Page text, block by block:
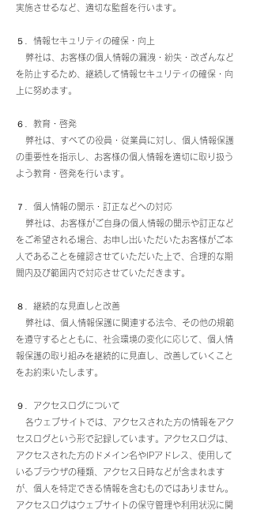
実施させるなど、適切な監督を行います。
５．情報セキュリティの確保・向上
弊社は、お客様の個人情報の漏洩・紛失・改ざんなど
を防止するため、継続して情報セキュリティの確保・向
上に努めます。
６．教育・啓発
弊社は、すべての役員・従業員に対し、個人情報保護
の重要性を指示し、お客様の個人情報を適切に取り扱う
よう教育・啓発を行います。
７．個人情報の開示・訂正などへの対応
弊社は、お客様がご自身の個人情報の開示や訂正など
をご希望される場合、お申し出いただいたお客様がご本
人であることを確認させていただいた上で、合理的な期
間内及び範囲内で対応させていただきます。
８．継続的な見直しと改善
弊社は、個人情報保護に関連する法令、その他の規範
を遵守するとともに、社会環境の変化に応じて、個人情
報保護の取り組みを継続的に見直し、改善していくこと
をお約束いたします。
９．アクセスログについて
各ウェブサイトでは、アクセスされた方の情報をアク
セスログという形で記録しています。アクセスログは、
アクセスされた方のドメイン名やIPアドレス、使用して
いるブラウザの種類、アクセス日時などが含まれます
が、個人を特定できる情報を含むものではありません。
アクセスログはウェブサイトの保守管理や利用状況に関